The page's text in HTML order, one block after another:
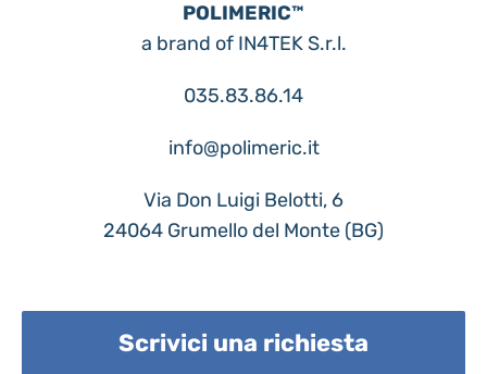
POLIMERIC™
a brand of IN4TEK S.r.l.
035.83.86.14
info@polimeric.it
Via Don Luigi Belotti, 6
24064 Grumello del Monte (BG)
Scrivici una richiesta